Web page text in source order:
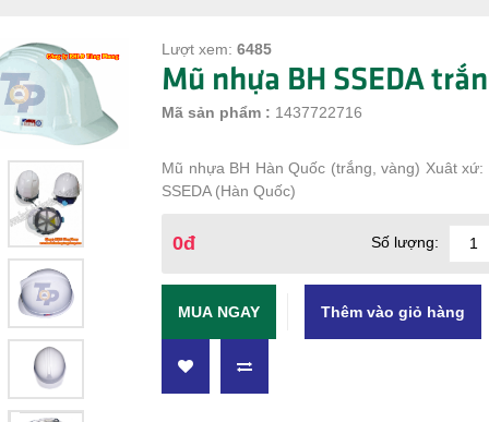
Lượt xem:6485
Mũ nhựa BH SSEDA
Mã sản phẩm : 1437722716
Mũ nhựa BH Hàn Quốc (trắng, vàng) Xuât xứ:
SSEDA (Hàn Quốc)
0đ Số lượng:
MUA NGAY